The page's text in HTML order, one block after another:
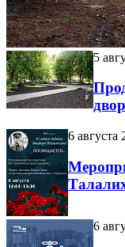
5
6 августа
6